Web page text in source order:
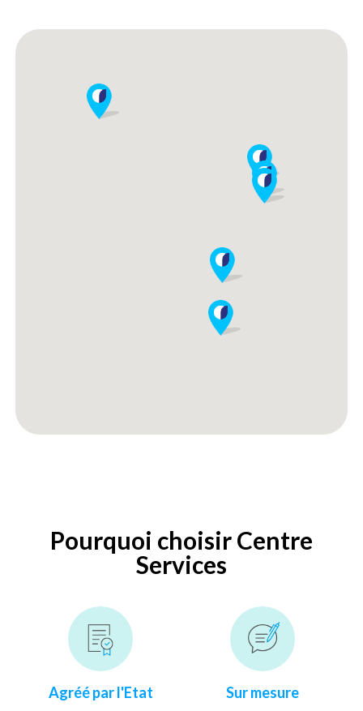
Pourquoi choisir Centre
Services
Agréé par l'Etat Sur mesure